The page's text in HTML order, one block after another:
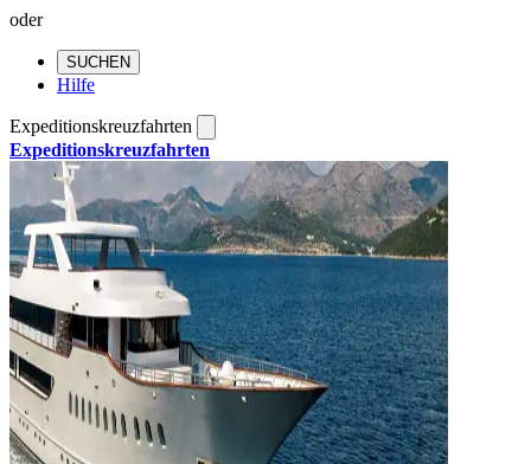
oder
SUCHEN
Hilfe
Expeditionskreuzfahrten
Expeditionskreuzfahrten